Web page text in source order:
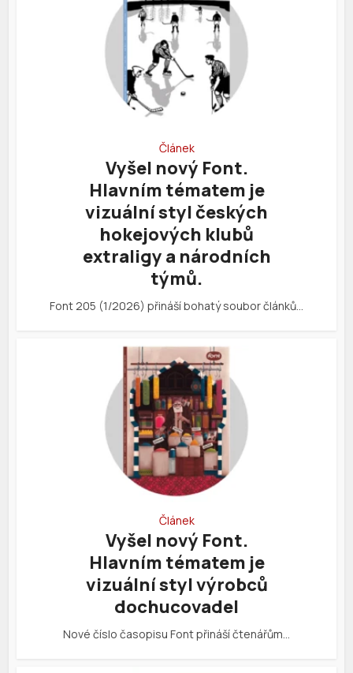
Článek
Vyšel nový Font.
Hlavním tématem je
vizuální styl českých
hokejových klubů
extraligy a národních
týmů.
Font 205 (1/2026) přináší bohatý soubor článků…
Článek
Vyšel nový Font.
Hlavním tématem je
vizuální styl výrobců
dochucovadel
Nové číslo časopisu Font přináší čtenářům…